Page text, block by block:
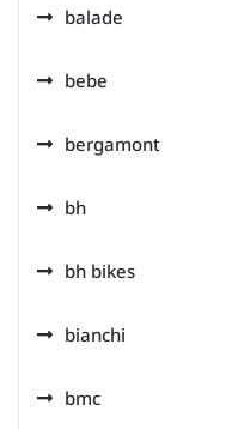
balade
bebe
bergamont
bh
bh bikes
bianchi
bmc